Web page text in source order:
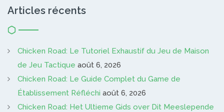
Articles récents
Chicken Road: Le Tutoriel Exhaustif du Jeu de Maison
de Jeu Tactique août 6, 2026
Chicken Road: Le Guide Complet du Game de
Établissement Réfléchi août 6, 2026
Chicken Road: Het Ultieme Gids over Dit Meeslepende